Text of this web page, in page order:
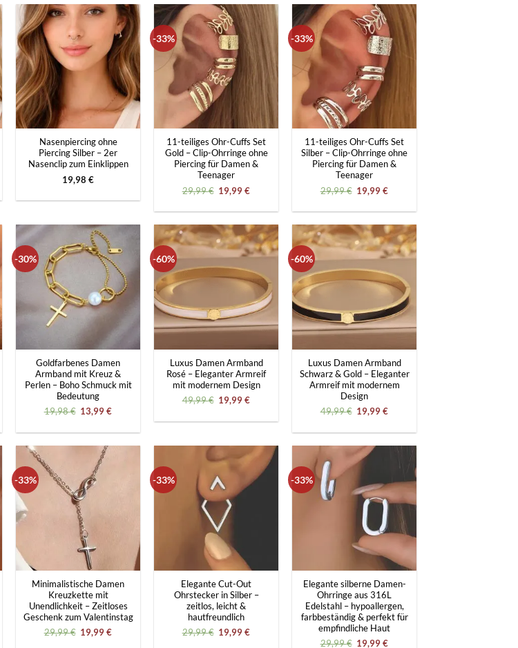
+
Nasenpiercing ohne
Piercing Silber – 2er
Nasenclip zum Einklippen
19,98 €
-33%
11-teiliges Ohr-Cuffs Set
Gold – Clip-Ohrringe ohne
Piercing für Damen &
Teenager
29,99€ Ursprünglicher
Preis
29,99 €
19,99€Aktueller
19,99 €.
-33%
11-teiliges Ohr-Cuffs Set
Silber – Clip-Ohrringe ohne
Piercing für Damen &
Teenager
29,99€ Ursprünglicher
Preis
29,99 €
19,99€Aktueller
19,99 €.
-30%
Goldfarbenes Damen
Armband mit Kreuz &
Perlen – Boho Schmuck mit
Bedeutung
19,98€ Ursprünglicher
Preis
19,98 €
13,99€Aktueller
13,99 €.
-60%
Luxus Damen Armband
Rosé – Eleganter Armreif
mit modernem Design
49,99€ Ursprünglicher
Preis
49,99 €
19,99€Aktueller
19,99 €.
-60%
+
Luxus Damen Armband
Schwarz & Gold – Eleganter
Armreif mit modernem
Design
49,99€ Ursprünglicher
Preis
49,99 €
19,99€Aktueller
19,99 €.
-33%
Minimalistische Damen
Kreuzkette mit
Unendlichkeit – Zeitloses
Geschenk zum Valentinstag
29,99€ Ursprünglicher
Preis
19,99€Aktueller
-33%
Elegante Cut-Out
Ohrstecker in Silber –
zeitlos, leicht &
hautfreundlich
29,99€ Ursprünglicher
Preis
19,99€Aktueller
-33%
Elegante silberne Damen-
Ohrringe aus 316L
Edelstahl – hypoallergen,
farbbeständig & perfekt für
empfindliche Haut
29,99€ Ursprünglicher
19,99€Aktueller